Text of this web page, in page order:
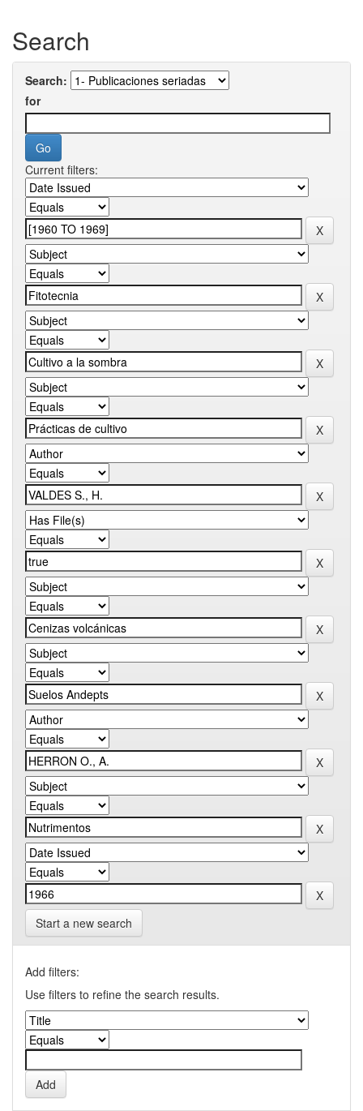
Search
Search:
for
Current filters:
Start a new search
Add filters:
Use filters to refine the search results.